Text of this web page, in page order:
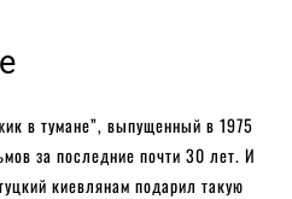
в тумане”, выпущенный в 1975
за последние почти 30 лет. И
киевлянам подарил такую